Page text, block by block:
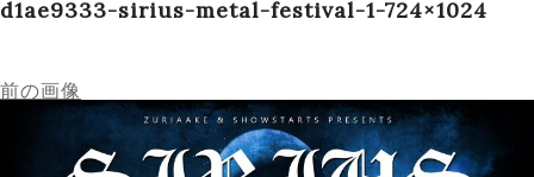
前の画像
d1ae9333-sirius-metal-festival-1-724×1024